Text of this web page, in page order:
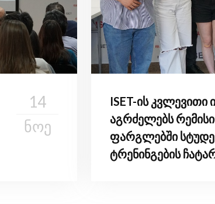
14
ᲜᲝᲔ
ISET-ის კვლევითი
აგრძელებს
ფარგლებში
ტრენინგების